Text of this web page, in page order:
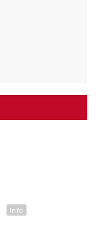
Info